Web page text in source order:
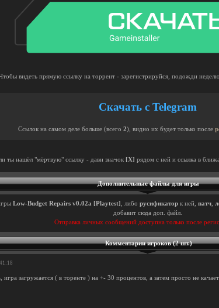
видеть прямую ссылку на торрент - зарегистрируйся, подожди
Скачать с Telegram
Ссылок на самом деле больше (всего 2), видно их будет только после
ты нашёл "мёртвую" ссылку - дави значок [X] рядом с ней и ссылка в
Дополнительные файлы для игры
Low-Budget Repairs v0.02a [Playtest] , либо русификатор к ней, патч
добавит сюда доп. файл.
Отправка личных сообщений доступна только после
Комментарии игроков (2 шт.)
игра загружается ( в торенте ) на +- 30 процентов, а затем просто не